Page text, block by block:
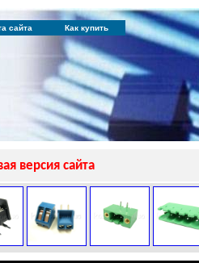
сайта Как купить
версия сайта